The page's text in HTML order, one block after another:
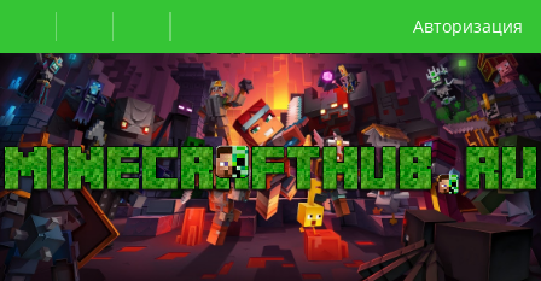
Авторизация